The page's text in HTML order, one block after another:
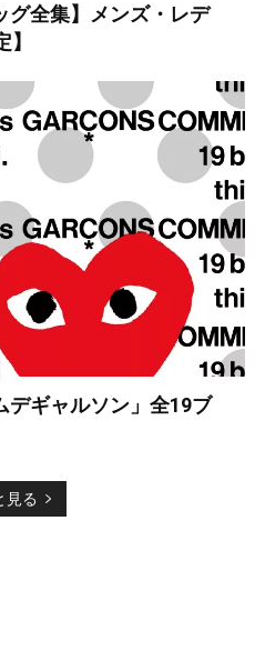
グ全集】メンズ・レデ
デギャルソン」全19ブ
見る